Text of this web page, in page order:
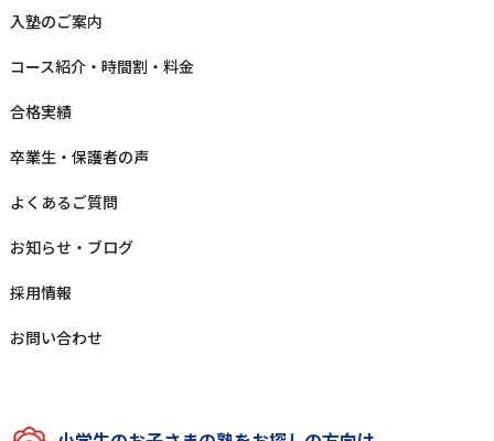
⼊塾のご案内
コース紹介・時間割・料⾦
合格実績
卒業⽣‧保護者の声
よくあるご質問
お知らせ‧ブログ
採⽤情報
お問い合わせ